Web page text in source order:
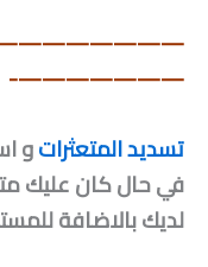
———————-
تسديد المتعثراتو
في حال كان عليك
لديك بالاضافة